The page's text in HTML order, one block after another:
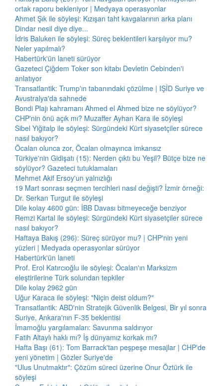
ortak raporu bekleniyor | Medyaya operasyonlar
Ahmet Şık ile söyleşi: Kızışan taht kavgalarının arka planı
Dindar nesil diye diye...
İdris Baluken ile söyleşi: Süreç beklentileri karşılıyor mu?
Neler yapılmalı?
Habertürk'ün laneti sürüyor
Gazeteci Çiğdem Toker son kitabı Devletin Cebinden'i
anlatıyor
Transatlantik: Trump'ın tabanındaki çözülme | IŞİD Suriye ve
Avustralya'da sahnede
Bondi Plajı kahramanı Ahmed el Ahmed bize ne söylüyor?
CHP'nin önü açık mı? Muzaffer Ayhan Kara ile söyleşi
Sibel Yiğitalp ile söyleşi: Sürgündeki Kürt siyasetçiler sürece
nasıl bakıyor?
Öcalan olunca zor, Öcalan olmayınca imkansız
Türkiye'nin Gidişatı (15): Nerden çıktı bu Yeşil? Bütçe bize ne
söylüyor? Gazeteci tutuklamaları
Mehmet Akif Ersoy'un yalnızlığı
19 Mart sonrası seçmen tercihleri nasıl değişti? İzmir örneği:
Dr. Serkan Turgut ile söyleşi
Dile kolay 4600 gün: İBB Davası bitmeyeceğe benziyor
Remzi Kartal ile söyleşi: Sürgündeki Kürt siyasetçiler sürece
nasıl bakıyor?
Haftaya Bakış (296): Süreç sürüyor mu? | CHP'nin yeni
yüzleri | Medyada operasyonlar sürüyor
Habertürk'ün laneti
Prof. Erol Katırcıoğlu ile söyleşi: Öcalan'ın Marksizm
eleştirilerine Türk solundan tepkiler
Dile kolay 2962 gün
Uğur Karaca ile söyleşi: "Niçin deist oldum?"
Transatlantik: ABD'nin Stratejik Güvenlik Belgesi, Bir yıl sonra
Suriye, Ankara'nın F-35 beklentisi
İmamoğlu yargılamaları: Savunma saldırıyor
Fatih Altaylı haklı mı? İş dünyamız korkak mı?
Hafta Başı (61): Tom Barrack'tan peşpeşe mesajlar | CHP'de
yeni yönetim | Gözler Suriye'de
"Ulus Unutmaktır": Çözüm süreci üzerine Onur Öztürk ile
söyleşi